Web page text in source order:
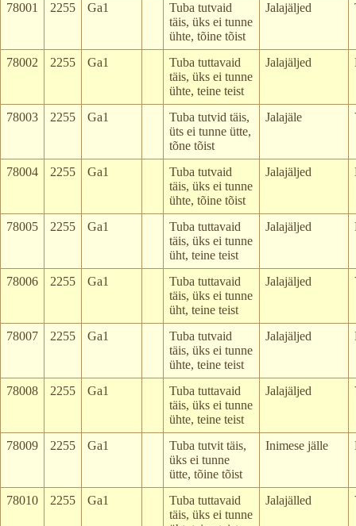
78001 2255 Ga1
Tuba tutvaid
täis, üks ei tunne
ühte, tõine tõist
Jalajäljed
78002 2255 Ga1
Tuba tuttavaid
täis, üks ei tunne
ühte, teine teist
Jalajäljed
78003 2255 Ga1
Tuba tutvid täis,
üts ei tunne ütte,
tõne tõist
Jalajäle
78004 2255 Ga1
Tuba tutvaid
täis, üks ei tunne
ühte, tõine tõist
Jalajäljed
78005 2255 Ga1
Tuba tuttavaid
täis, üks ei tunne
üht, teine teist
Jalajäljed
78006 2255 Ga1
Tuba tuttavaid
täis, üks ei tunne
üht, teine teist
Jalajäljed
78007 2255 Ga1
Tuba tutvaid
täis, üks ei tunne
ühte, teine teist
Jalajäljed
78008 2255 Ga1
Tuba tuttavaid
täis, üks ei tunne
ühte, teine teist
Jalajäljed
78009 2255 Ga1
Tuba tutvit täis,
üks ei tunne
ütte, tõine tõist
Inimese jälle
78010 2255 Ga1
Tuba tuttavaid
täis, üks ei tunne
Jalajälled